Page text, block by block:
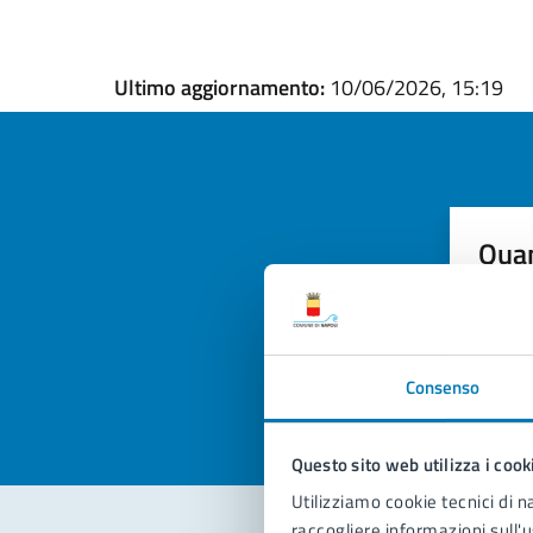
Consenso
Questo sito web utilizza i
Utilizziamo cookie tecnici di
Ultimo aggiornamento: 10/06/2026, 15:19